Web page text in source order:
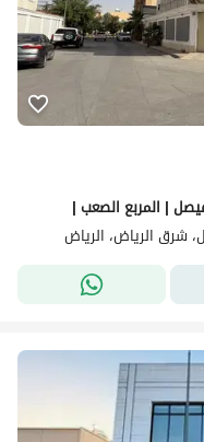
شرق الرياض، الرياض